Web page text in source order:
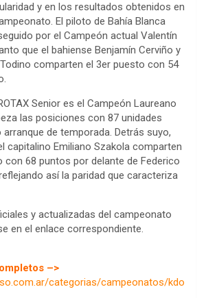
y en los resultados obtenidos en
El piloto de Bahía Blanca
por el Campeón actual Valentín
que el bahiense Benjamín Cerviño y
comparten el 3er puesto con 54
Senior es el Campeón Laureano
las posiciones con 87 unidades
de temporada. Detrás suyo,
capitalino Emiliano Szakola comparten
con 68 puntos por delante de Federico
así la paridad que caracteriza
y actualizadas del campeonato
en el enlace correspondiente.
–>
categorias/campeonatos/kdo